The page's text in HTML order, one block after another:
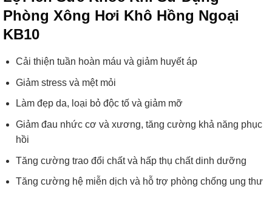
Phòng Xông Hơi Khô Hồng Ngoại
KB10
Cải thiện tuần hoàn máu và giảm huyết áp
Giảm stress và mệt mỏi
Làm đẹp da, loại bỏ độc tố và giảm mỡ
Giảm đau nhức cơ và xương, tăng cường khả năng phục
hồi
Tăng cường trao đổi chất và hấp thụ chất dinh dưỡng
Tăng cường hệ miễn dịch và hỗ trợ phòng chống ung thư